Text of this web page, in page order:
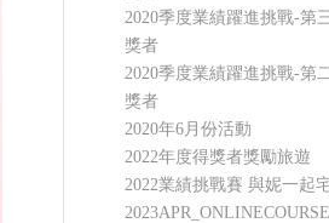
2020季度業績躍進挑戰-第
獎者
2020季度業績躍進挑戰-第
獎者
2020年6月份活動
2022年度得獎者獎勵旅遊
2022業績挑戰賽 與妮一起
2023APR_ONLINECOURSE